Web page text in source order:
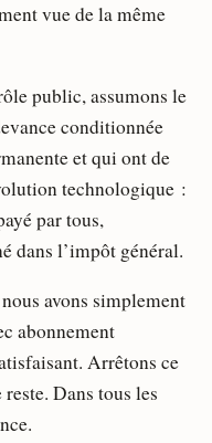
vue de la même
public, assumons le
conditionnée
et qui ont de
technologique :
par tous,
dans l’impôt général.
avons simplement
abonnement
Arrêtons ce
Dans tous les